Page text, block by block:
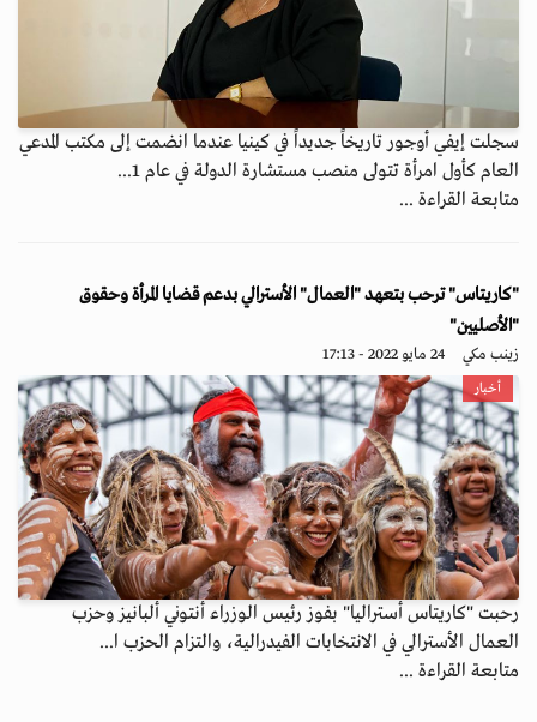
سجلت إيفي أوجور تاريخاً جديداً في كينيا عندما انضمت إلى مكتب المدعي
العام كأول امرأة تتولى منصب مستشارة الدولة في عام 1...
متابعة القراءة ...
"كاريتاس" ترحب بتعهد "العمال" الأسترالي بدعم قضايا المرأة وحقوق
"الأصليين"
زينب مكي 24 مايو 2022 - 17:13
أخبار
رحبت "كاريتاس أستراليا" بفوز رئيس الوزراء أنتوني ألبانيز وحزب
العمال الأسترالي في الانتخابات الفيدرالية، والتزام الحزب ا...
متابعة القراءة ...